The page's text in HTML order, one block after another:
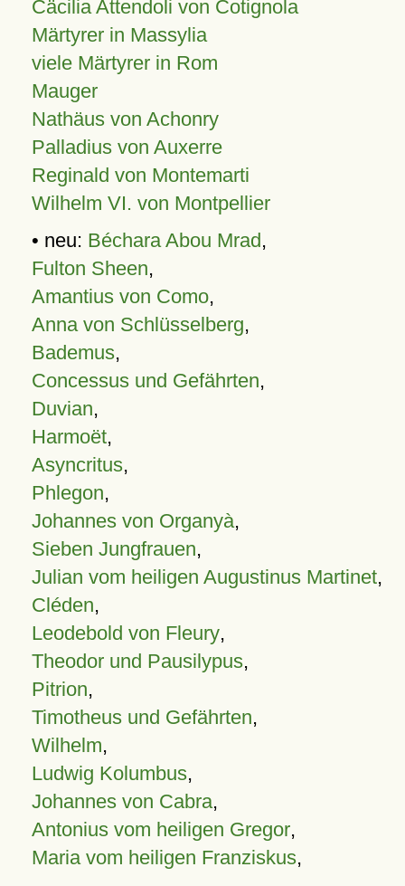
Cäcilia Attendoli von Cotignola
Märtyrer in Massylia
viele Märtyrer in Rom
Mauger
Nathäus von Achonry
Palladius von Auxerre
Reginald von Montemarti
Wilhelm VI. von Montpellier
• neu: Béchara Abou Mrad,
Fulton Sheen,
Amantius von Como,
Anna von Schlüsselberg,
Bademus,
Concessus und Gefährten,
Duvian,
Harmoët,
Asyncritus,
Phlegon,
Johannes von Organyà,
Sieben Jungfrauen,
Julian vom heiligen Augustinus Martinet,
Cléden,
Leodebold von Fleury,
Theodor und Pausilypus,
Pitrion,
Timotheus und Gefährten,
Wilhelm,
Ludwig Kolumbus,
Johannes von Cabra,
Antonius vom heiligen Gregor,
Maria vom heiligen Franziskus,